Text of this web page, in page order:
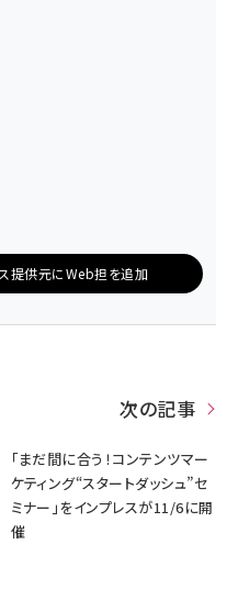
提供元にWeb担を追加
次の記事
「まだ間に合う！コンテンツマー
ケティング“スタートダッシュ”セ
ミナー」をインプレスが11/6に開
催